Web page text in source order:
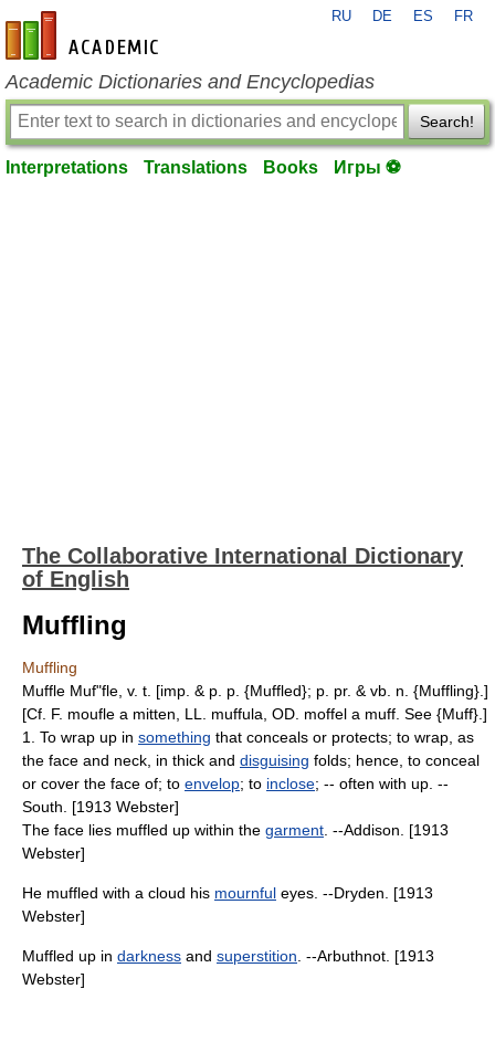
en-academic.com
RU DE ES FR
Academic Dictionaries and Encyclopedias
Search!
Interpretations Translations Books Игры ⚽
The Collaborative International Dictionary
of English
Muffling
Muffling
Muffle Muf"fle, v. t. [imp. & p. p. {Muffled}; p. pr. & vb. n. {Muffling}.]
[Cf. F. moufle a mitten, LL. muffula, OD. moffel a muff. See {Muff}.]
1. To wrap up in something that conceals or protects; to wrap, as
the face and neck, in thick and disguising folds; hence, to conceal
or cover the face of; to envelop; to inclose; -- often with up. --
South. [1913 Webster]
The face lies muffled up within the garment . --Addison. [1913
Webster]
He muffled with a cloud his mournful eyes. --Dryden. [1913
Webster]
Muffled up in darkness and superstition . --Arbuthnot. [1913
Webster]